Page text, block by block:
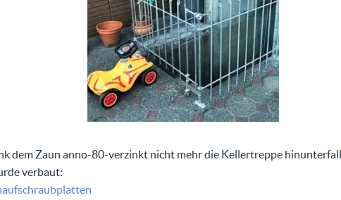
dem Zaun anno-80-verzinkt nicht mehr die Kellertreppe
verbaut: